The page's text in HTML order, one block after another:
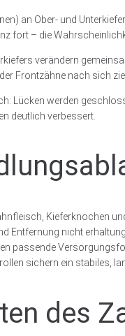
an Ober- und
fort – die
verändern
Frontzähne nach sich
Lücken werden
deutlich verbessert.
Kieferknochen
Entfernung nicht
passende
sichern ein stabiles,
des